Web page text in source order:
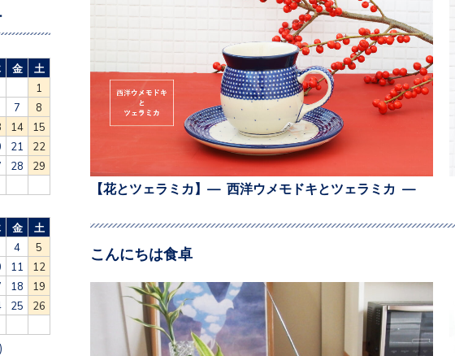
【花とツェラミカ】— 西洋ウメモドキとツェラミカ —
こんにちは食卓
金
土
1
7
8
14
15
21
22
28
29
金
土
4
5
11
12
18
19
25
26